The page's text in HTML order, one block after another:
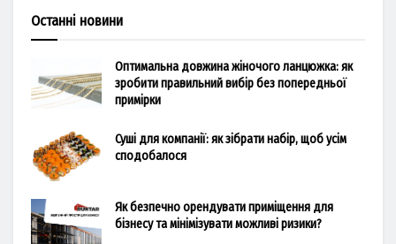
Останні новини
Оптимальна довжина жіночого ланцюжка: як
зробити правильний вибір без попередньої
примірки
Суші для компанії: як зібрати набір, щоб усім
сподобалося
Як безпечно орендувати приміщення для
бізнесу та мінімізувати можливі ризики?